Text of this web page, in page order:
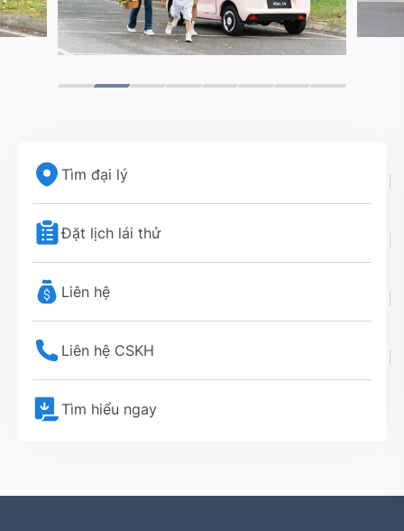
Tìm đại lý
Đặt lịch lái thử
Liên hệ
Liên hệ CSKH
Tìm hiểu ngay